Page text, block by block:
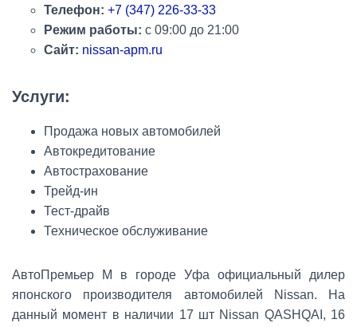
Телефон: +7 (347) 226-33-33
Режим работы: с 09:00 до 21:00
Сайт: nissan-apm.ru
Услуги:
Продажа новых автомобилей
Автокредитование
Автострахование
Трейд-ин
Тест-драйв
Техническое обслуживание
АвтоПремьер М в городе Уфа официальный дилер
японского производителя автомобилей Nissan. На
данный момент в наличии 17 шт Nissan QASHQAI, 16